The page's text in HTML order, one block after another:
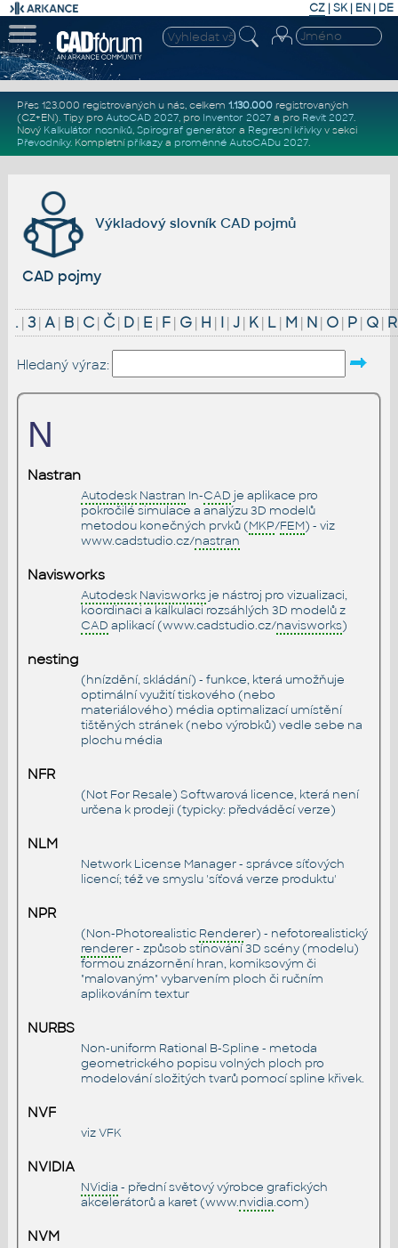
CZ | SK| EN | DE
Přes 123.000 registrovaných u nás, celkem 1.130.000registrovaných
(CZ+EN). Tipy pro AutoCAD 2027, pro Inventor 2027a pro Revit 2027.
Nový Kalkulátor nosníků, Spirograf generátor a Regresní křivkyv sekci
Převodníky. Kompletní příkazya proměnné AutoCADu 2027.
Výkladový slovník CAD pojmů
CAD pojmy
.| 3| A| B| C| Č| D| E | F| G| H | I| J| K| L| M| N| O| P| Q| R
Hledaný výraz:
N
Nastran
Autodesk Nastran In-CAD je aplikace pro
pokročilé simulace a analýzu 3D modelů
metodou konečných prvků (MKP/FEM) - viz
www.cadstudio.cz/nastran
Navisworks
Autodesk Navisworksje nástroj pro vizualizaci,
koordinaci a kalkulaci rozsáhlých 3D modelů z
CAD aplikací (www.cadstudio.cz/navisworks)
nesting
(hnízdění, skládání) - funkce, která umožňuje
optimální využití tiskového (nebo
materiálového) média optimalizací umístění
tištěných stránek (nebo výrobků) vedle sebe na
plochu média
NFR
(Not For Resale) Softwarová licence, která není
určena k prodeji (typicky: předváděcí verze)
NLM
Network License Manager - správce síťových
licencí; též ve smyslu 'síťová verze produktu'
NPR
(Non-Photorealistic Renderer) - nefotorealistický
renderer - způsob stínování 3D scény (modelu)
formou znázornění hran, komiksovým či
"malovaným" vybarvením ploch či ručním
aplikováním textur
NURBS
Non-uniform Rational B-Spline - metoda
geometrického popisu volných ploch pro
modelování složitých tvarů pomocí spline křivek.
NVF
vizVFK
NVIDIA
NVidia - přední světový výrobce grafických
akcelerátorů a karet (www.nvidia.com)
NVM